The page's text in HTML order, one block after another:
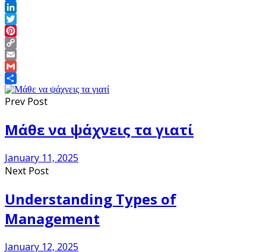
Facebook
LinkedIn
Twitter
Pinterest
Copy
Link
Email
Gmail
Share
Prev Post
Μάθε να ψάχνεις τα γιατί
January 11, 2025
Next Post
Understanding Types of
Management
January 12, 2025